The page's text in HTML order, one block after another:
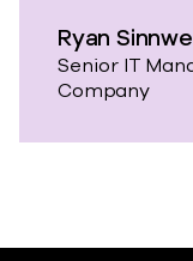
Ryan
Senior IT
Company